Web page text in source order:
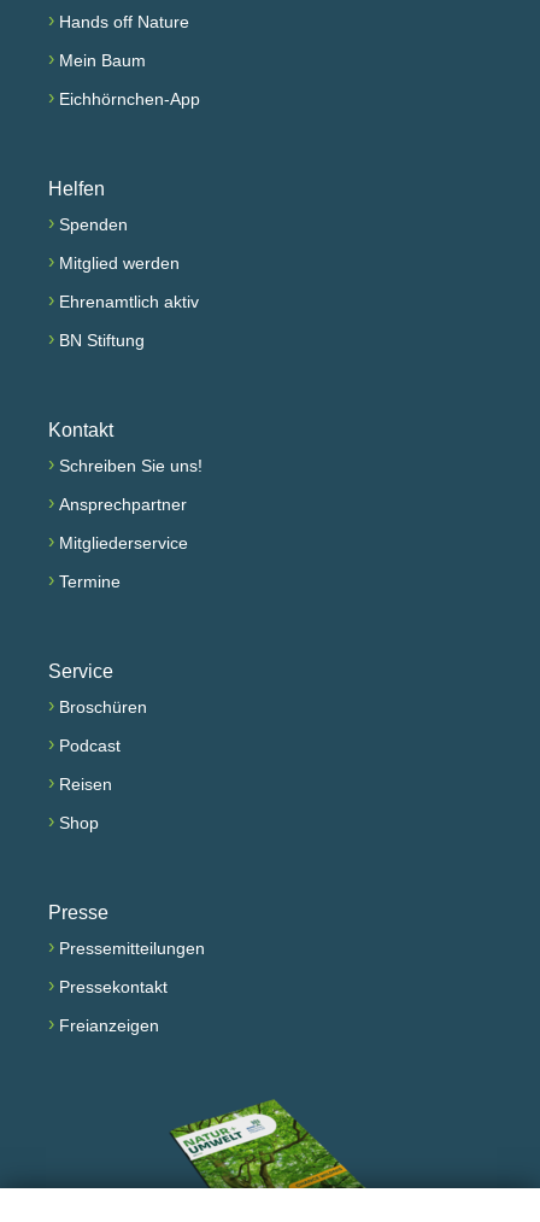
› Hands off Nature
› Mein Baum
› Eichhörnchen-App
Helfen
› Spenden
› Mitglied werden
› Ehrenamtlich aktiv
› BN Stiftung
Kontakt
› Schreiben Sie uns!
› Ansprechpartner
› Mitgliederservice
› Termine
Service
› Broschüren
› Podcast
› Reisen
› Shop
Presse
› Pressemitteilungen
› Pressekontakt
› Freianzeigen